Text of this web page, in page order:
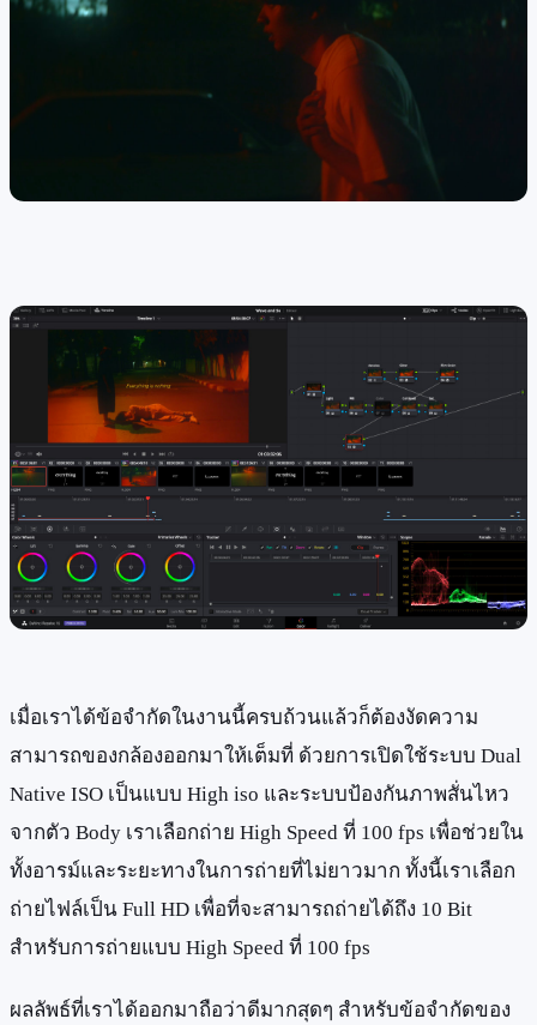
เมื่อเราได้ข้อจำกัดในงานนี้ครบถ้วนแล้วก็ต้องงัดความ
สามารถของกล้องออกมาให้เต็มที่ ด้วยการเปิดใช้ระบบ Dual
Native ISO เป็นแบบ High iso และระบบป้องกันภาพสั่นไหว
จากตัว Body เราเลือกถ่าย High Speed ที่ 100 fps เพื่อช่วยใน
ทั้งอารม์และระยะทางในการถ่ายที่ไม่ยาวมาก ทั้งนี้เราเลือก
ถ่ายไฟล์เป็น Full HD เพื่อที่จะสามารถถ่ายได้ถึง 10 Bit
สำหรับการถ่ายแบบ High Speed ที่ 100 fps
ผลลัพธ์ที่เราได้ออกมาถือว่าดีมากสุดๆ สำหรับข้อจำกัดของ